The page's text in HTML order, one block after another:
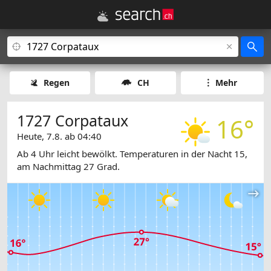
Regen CH Mehr
16°
1727 Corpataux
Heute, 7.8. ab 04:40
Ab 4 Uhr leicht bewölkt. Temperaturen in der Nacht 15,
am Nachmittag 27 Grad.